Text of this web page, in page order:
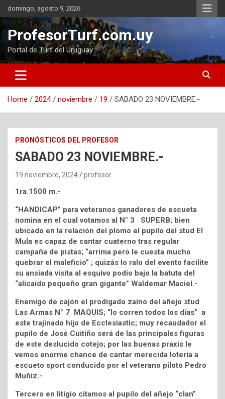
Skip
to
content
domingo, agosto 9, 2026
ProfesorTurf.com.uy
Portal de Turf del Uruguay
Home 2024 noviembre 19 SABADO 23 NOVIEMBRE.-
PRONÓSTICOS DEL PROFESOR
SABADO 23 NOVIEMBRE.-
19 noviembre, 2024 profesor
1ra.1500 m.-
“HANDICAP” para veteranos ganadores de escueta
nomina en el cual votamos al N° 3 SUPERB; bien
ubicado en la relación del plomo el pupilo del stud El
Mula es capaz de cantar cuaterno tras regular
campaña de pistas; “arrima pero le cuesta mucho
quebrar el maleficio” ; quizás lo ralo del evento facilite
su ansiada visita al esquivo podio bajo la batuta del
“alicaído pequeño gran gigante” Waldemar Maciel.-
Enemigo de cajón el prodigado zaino del añejo stud
Las Armas N° 7 MAQUIS; “lo corren todos los días” a
este trajinado hijo de Ecclesiastic; muy recaudador el
pupilo de José Cuitiño será de las principales figuras
de este deslucido cotejo; por las buenas praxis le
vemos enorme chance de cantar merecida lotería a
escueto sport conducido por el veterano piloto Pedro
Muñiz.-
Tercero en litigio citamos al pupilo del añejo “clan”